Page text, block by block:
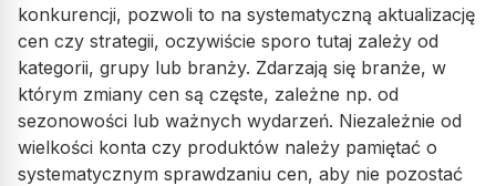
konkurencji, pozwoli to na systematyczną aktualizację
cen czy strategii, oczywiście sporo tutaj zależy od
kategorii, grupy lub branży. Zdarzają się branże, w
którym zmiany cen są częste, zależne np. od
sezonowości lub ważnych wydarzeń. Niezależnie od
wielkości konta czy produktów należy pamiętać o
systematycznym sprawdzaniu cen, aby nie pozostać